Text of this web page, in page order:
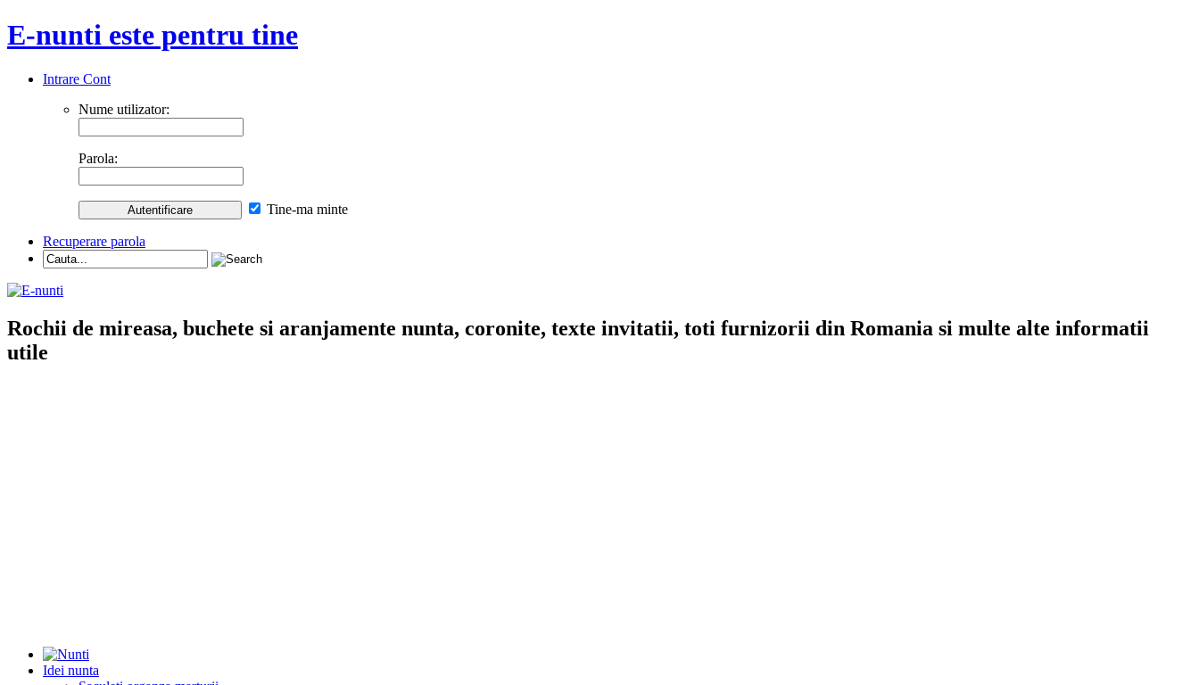
E-nunti este pentru tine
Intrare Cont
Nume utilizator:
Parola:
Tine-ma minte
Recuperare parola
Rochii de mireasa, buchete si aranjamente nunta, coronite, texte invitatii, toti furnizorii din Romania si multe alte informatii
utile
Idei nunta